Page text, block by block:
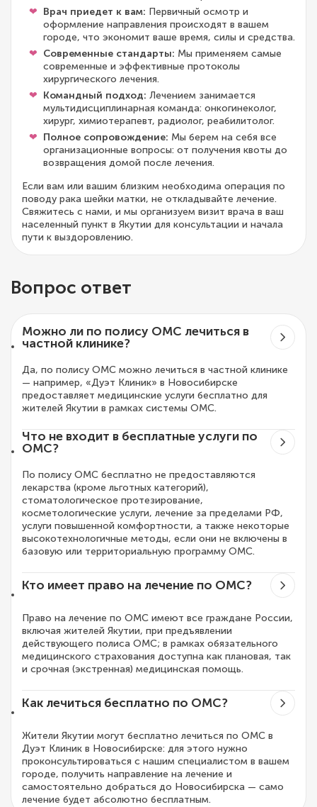
Врач приедет к вам: Первичный осмотр и
оформление направления происходят в вашем
городе, что экономит ваше время, силы и средства.
Современные стандарты: Мы применяем самые
современные и эффективные протоколы
хирургического лечения.
Командный подход: Лечением занимается
мультидисциплинарная команда: онкогинеколог,
хирург, химиотерапевт, радиолог, реабилитолог.
Полное сопровождение: Мы берем на себя все
организационные вопросы: от получения квоты до
возвращения домой после лечения.
Если вам или вашим близким необходима операция по
поводу рака шейки матки, не откладывайте лечение.
Свяжитесь с нами, и мы организуем визит врача в ваш
населенный пункт в Якутии для консультации и начала
пути к выздоровлению.
Вопрос ответ
Можно ли по полису ОМС лечиться в
частной клинике?
Да, по полису ОМС можно лечиться в частной клинике
— например, «Дуэт Клиник» в Новосибирске
предоставляет медицинские услуги бесплатно для
жителей Якутии в рамках системы ОМС.
Что не входит в бесплатные услуги по
ОМС?
По полису ОМС бесплатно не предоставляются
лекарства (кроме льготных категорий),
стоматологическое протезирование,
косметологические услуги, лечение за пределами РФ,
услуги повышенной комфортности, а также некоторые
высокотехнологичные методы, если они не включены в
базовую или территориальную программу ОМС.
Кто имеет право на лечение по ОМС?
Право на лечение по ОМС имеют все граждане России,
включая жителей Якутии, при предъявлении
действующего полиса ОМС; в рамках обязательного
медицинского страхования доступна как плановая, так
и срочная (экстренная) медицинская помощь.
Как лечиться бесплатно по ОМС?
Жители Якутии могут бесплатно лечиться по ОМС в
Дуэт Клиник в Новосибирске: для этого нужно
проконсультироваться с нашим специалистом в вашем
городе, получить направление на лечение и
самостоятельно добраться до Новосибирска — само
лечение будет абсолютно бесплатным.